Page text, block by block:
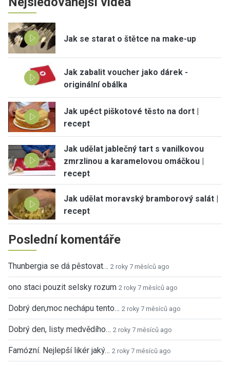
Jak se starat o štětce na make-up
Jak zabalit voucher jako dárek -
originální obálka
Jak upéct piškotové těsto na dort |
recept
Jak udělat jablečný tart s vanilkovou
zmrzlinou a karamelovou omáčkou |
recept
Jak udělat moravský bramborový salát |
recept
Poslední komentáře
Thunbergia se dá pěstovat… 2 roky 7 měsíců ago
ono staci pouzit selsky rozum 2 roky 7 měsíců ago
Dobrý den,moc nechápu tento… 2 roky 7 měsíců ago
Dobrý den, listy medvědího… 2 roky 7 měsíců ago
Famózní. Nejlepší likér jaký… 2 roky 7 měsíců ago